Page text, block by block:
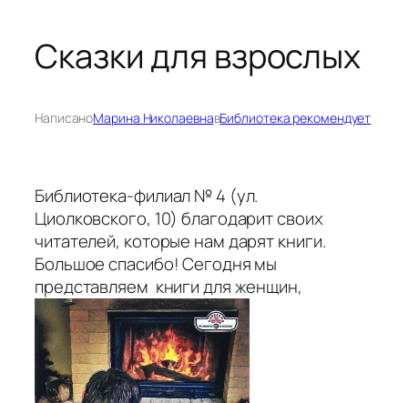
Сказки для взрослых
НаписаноМарина НиколаевнавБиблиотека рекомендует
Библиотека-филиал № 4 (ул.
Циолковского, 10) благодарит своих
читателей, которые нам дарят книги.
Большое спасибо! Сегодня мы
представляем книги для женщин,